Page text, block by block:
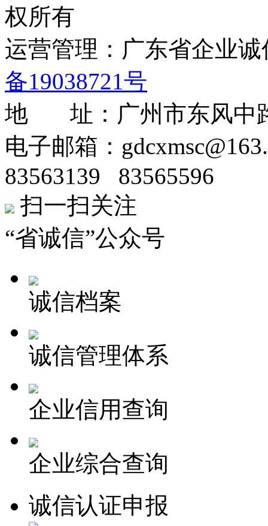
权所有
运营管理：广东省企业
备19038721号
地 址：广州市东风中
电子邮箱：
83563139 83565596
扫一扫关注
“省诚信”公众号
诚信档案
诚信管理体系
企业信用查询
企业综合查询
诚信认证申报